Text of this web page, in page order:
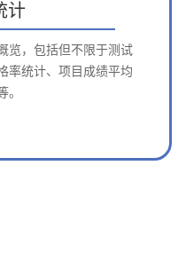
计
览，包括但不限于测试
率统计、项目成绩平均
。